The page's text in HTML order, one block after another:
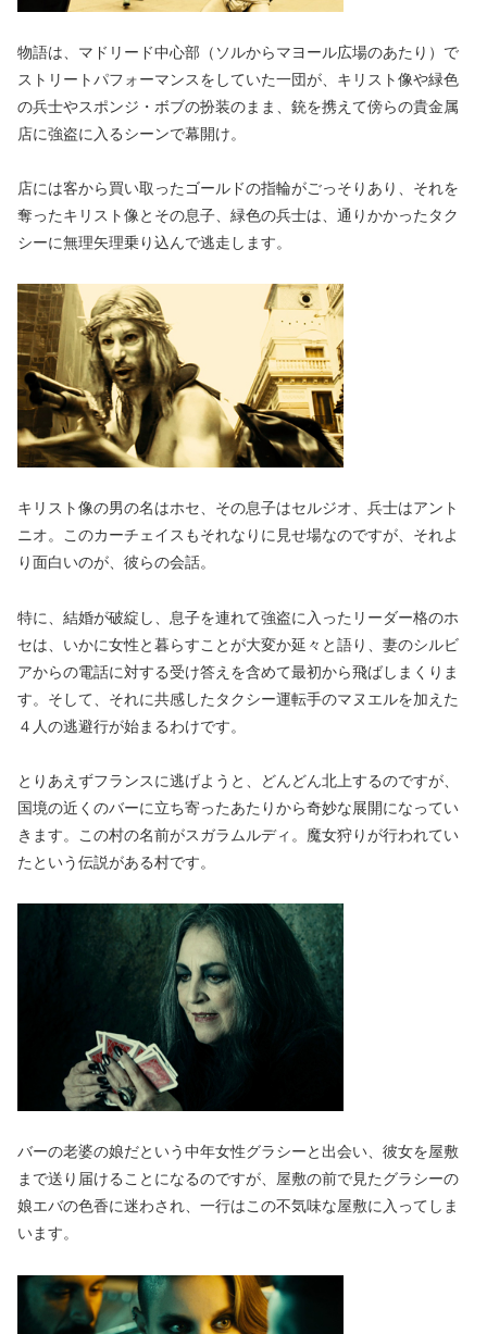
物語は、マドリード中心部（ソルからマヨール広場のあたり）で
ストリートパフォーマンスをしていた一団が、キリスト像や緑色
の兵士やスポンジ・ボブの扮装のまま、銃を携えて傍らの貴金属
店に強盗に入るシーンで幕開け。
店には客から買い取ったゴールドの指輪がごっそりあり、それを
奪ったキリスト像とその息子、緑色の兵士は、通りかかったタク
シーに無理矢理乗り込んで逃走します。
キリスト像の男の名はホセ、その息子はセルジオ、兵士はアント
ニオ。このカーチェイスもそれなりに見せ場なのですが、それよ
り面白いのが、彼らの会話。
特に、結婚が破綻し、息子を連れて強盗に入ったリーダー格のホ
セは、いかに女性と暮らすことが大変か延々と語り、妻のシルビ
アからの電話に対する受け答えを含めて最初から飛ばしまくりま
す。そして、それに共感したタクシー運転手のマヌエルを加えた
４人の逃避行が始まるわけです。
とりあえずフランスに逃げようと、どんどん北上するのですが、
国境の近くのバーに立ち寄ったあたりから奇妙な展開になってい
きます。この村の名前がスガラムルディ。魔女狩りが行われてい
たという伝説がある村です。
バーの老婆の娘だという中年女性グラシーと出会い、彼女を屋敷
まで送り届けることになるのですが、屋敷の前で見たグラシーの
娘エバの色香に迷わされ、一行はこの不気味な屋敷に入ってしま
います。